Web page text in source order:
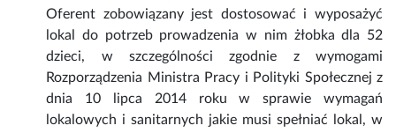
Oferent zobowiązany jest dostosować i wyposażyć
lokal do potrzeb prowadzenia w nim żłobka dla 52
dzieci, w szczególności zgodnie z wymogami
Rozporządzenia Ministra Pracy i Polityki Społecznej z
dnia 10 lipca 2014 roku w sprawie wymagań
lokalowych i sanitarnych jakie musi spełniać lokal, w